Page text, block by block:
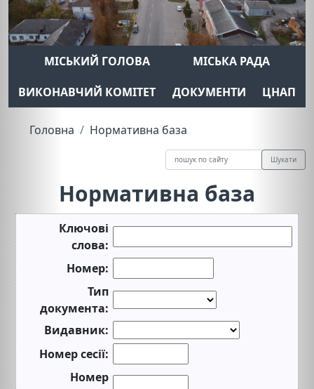
МІСЬКИЙ ГОЛОВА
МІСЬКА РАДА
ВИКОНАВЧИЙ КОМІТЕТ
ДОКУМЕНТИ ЦНАП
Головна Нормативна база
Шукати
Нормативна база
Ключові
слова:
Номер:
Тип
документа:
Видавник:
Номер сесії:
Номер